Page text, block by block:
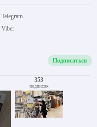
Viber
Telegram
Подписаться
353
подписок